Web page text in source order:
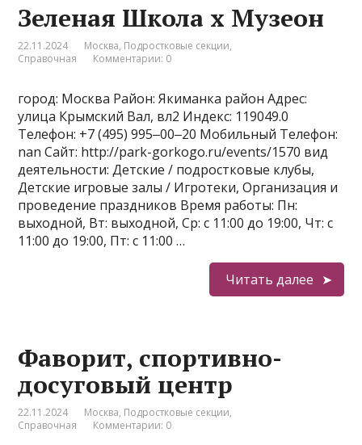
Зеленая Школа x Музеон
22.11.2024 Москва, Подростковые секции,
Справочная
Комментарии: 0
город: Москва Район: Якиманка район Адрес:
улица Крымский Вал, вл2 Индекс: 119049.0
Телефон: +7 (495) 995‒00‒20 Мобильный Телефон:
nan Сайт: http://park-gorkogo.ru/events/1570 вид
деятельности: Детские / подростковые клубы,
Детские игровые залы / Игротеки, Организация и
проведение праздников Время работы: Пн:
выходной, Вт: выходной, Ср: с 11:00 до 19:00, Чт: с
11:00 до 19:00, Пт: с 11:00 …
Читать далее
Фаворит, спортивно-
досуговый центр
22.11.2024 Москва, Подростковые секции,
Справочная
Комментарии: 0